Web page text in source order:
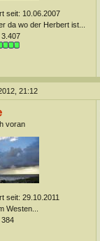
seit: 10.06.2007
da wo der Herbert ist...
3.407
21:12
voran
seit: 29.10.2011
Westen...
384